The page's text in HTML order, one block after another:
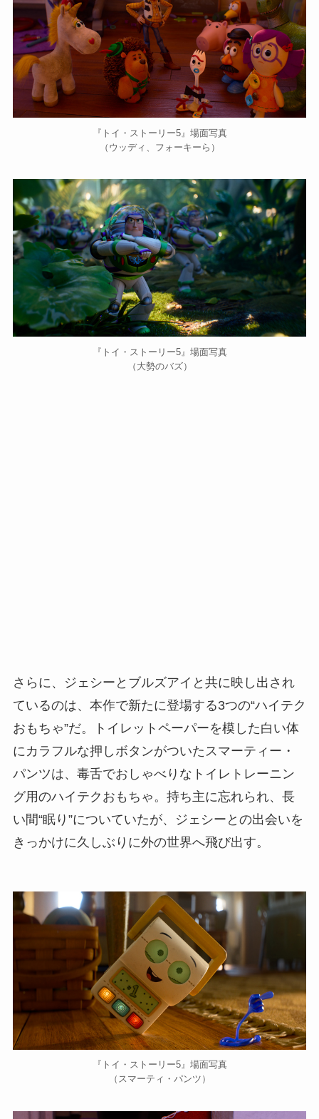
『トイ・ストーリー5』場面写真
（ウッディ、フォーキーら）
『トイ・ストーリー5』場面写真
（大勢のバズ）
さらに、ジェシーとブルズアイと共に映し出され
ているのは、本作で新たに登場する3つの“ハイテク
おもちゃ”だ。トイレットペーパーを模した白い体
にカラフルな押しボタンがついたスマーティー・
パンツは、毒舌でおしゃべりなトイレトレーニン
グ用のハイテクおもちゃ。持ち主に忘れられ、長
い間“眠り”についていたが、ジェシーとの出会いを
きっかけに久しぶりに外の世界へ飛び出す。
『トイ・ストーリー5』場面写真
（スマーティ・パンツ）